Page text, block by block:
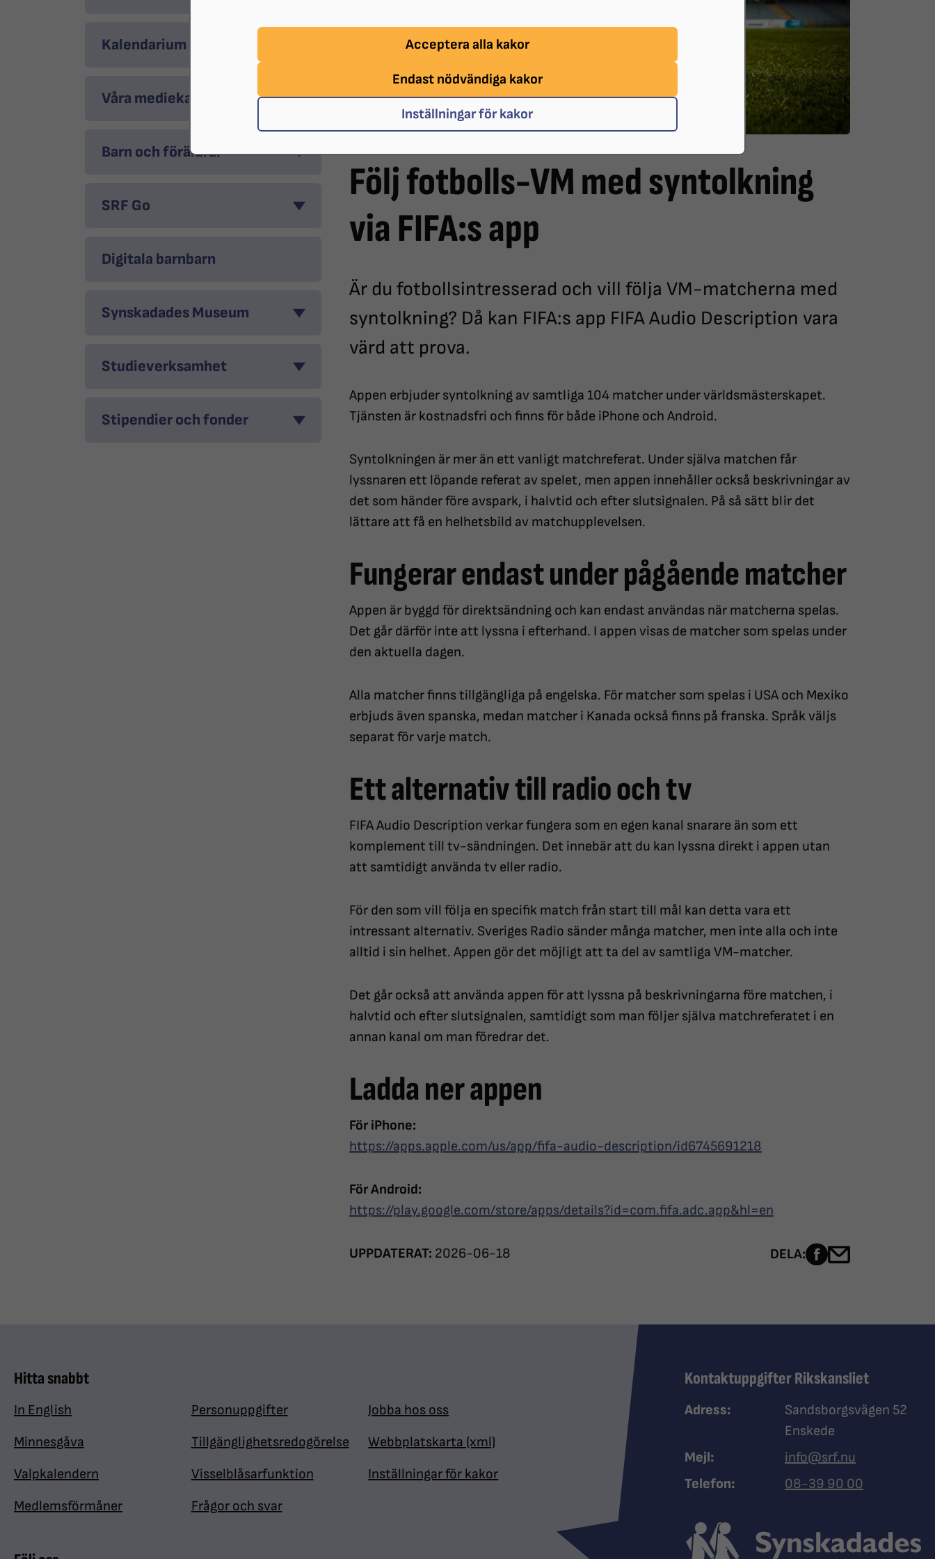
Acceptera alla kakor
Endast nödvändiga kakor
Inställningar för kakor
Kalendarium
Våra mediekanaler
Barn och föräldrar
SRF Go
Digitala barnbarn
Synskadades Museum
Studieverksamhet
Stipendier och fonder
Följ fotbolls-VM med syntolkning
via FIFA:s app
Är du fotbollsintresserad och vill följa VM-matcherna med
syntolkning? Då kan FIFA:s app FIFA Audio Description vara
värd att prova.
Appen erbjuder syntolkning av samtliga 104 matcher under världsmästerskapet.
Tjänsten är kostnadsfri och finns för både iPhone och Android.
Syntolkningen är mer än ett vanligt matchreferat. Under själva matchen får
lyssnaren ett löpande referat av spelet, men appen innehåller också beskrivningar av
det som händer före avspark, i halvtid och efter slutsignalen. På så sätt blir det
lättare att få en helhetsbild av matchupplevelsen.
Fungerar endast under pågående matcher
Appen är byggd för direktsändning och kan endast användas när matcherna spelas.
Det går därför inte att lyssna i efterhand. I appen visas de matcher som spelas under
den aktuella dagen.
Alla matcher finns tillgängliga på engelska. För matcher som spelas i USA och Mexiko
erbjuds även spanska, medan matcher i Kanada också finns på franska. Språk väljs
separat för varje match.
Ett alternativ till radio och tv
FIFA Audio Description verkar fungera som en egen kanal snarare än som ett
komplement till tv-sändningen. Det innebär att du kan lyssna direkt i appen utan
att samtidigt använda tv eller radio.
För den som vill följa en specifik match från start till mål kan detta vara ett
intressant alternativ. Sveriges Radio sänder många matcher, men inte alla och inte
alltid i sin helhet. Appen gör det möjligt att ta del av samtliga VM-matcher.
Det går också att använda appen för att lyssna på beskrivningarna före matchen, i
halvtid och efter slutsignalen, samtidigt som man följer själva matchreferatet i en
annan kanal om man föredrar det.
Ladda ner appen
För iPhone:
https://apps.apple.com/us/app/fifa-audio-description/id6745691218
För Android:
https://play.google.com/store/apps/details?id=com.fifa.adc.app&hl=en
UPPDATERAT: 2026-06-18 DELA: Dela sidan på
Hitta snabbt
In English
Minnesgåva
Valpkalendern
Medlemsförmåner
Personuppgifter
Tillgänglighetsredogörelse
Visselblåsarfunktion
Frågor och svar
Jobba hos oss
Webbplatskarta (xml)
Inställningar för kakor
Kontaktuppgifter Rikskansliet
Adress:
Sandsborgsvägen 52
Enskede
Mejl:
info@srf.nu
Telefon:
Ring Synskadades
08-39 90 00